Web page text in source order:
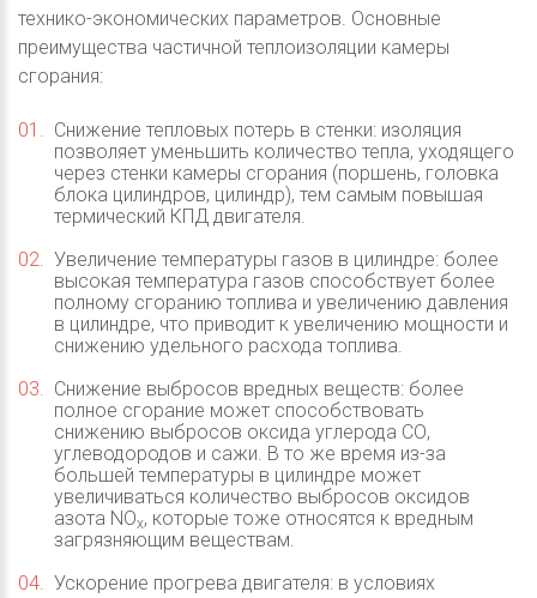
технико-экономических параметров. Основные
преимущества частичной теплоизоляции камеры
сгорания:
Снижение тепловых потерь в стенки: изоляция
позволяет уменьшить количество тепла, уходящего
через стенки камеры сгорания (поршень, головка
блока цилиндров, цилиндр), тем самым повышая
термический КПД двигателя.
Увеличение температуры газов в цилиндре: более
высокая температура газов способствует более
полному сгоранию топлива и увеличению давления
в цилиндре, что приводит к увеличению мощности и
снижению удельного расхода топлива.
Снижение выбросов вредных веществ: более
полное сгорание может способствовать
снижению выбросов оксида углерода СО,
углеводородов и сажи. В то же время из-за
большей температуры в цилиндре может
увеличиваться количество выбросов оксидов
азота NOx, которые тоже относятся к вредным
загрязняющим веществам.
Ускорение прогрева двигателя: в условиях